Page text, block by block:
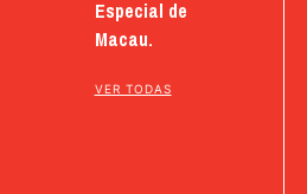
Especial de
Macau.
VER TODAS